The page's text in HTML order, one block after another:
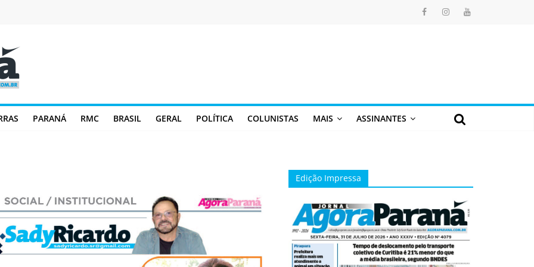
PARANÁ RMC BRASIL GERAL POLÍTICA COLUNISTAS MAIS ASSINANTES
Edição Impressa